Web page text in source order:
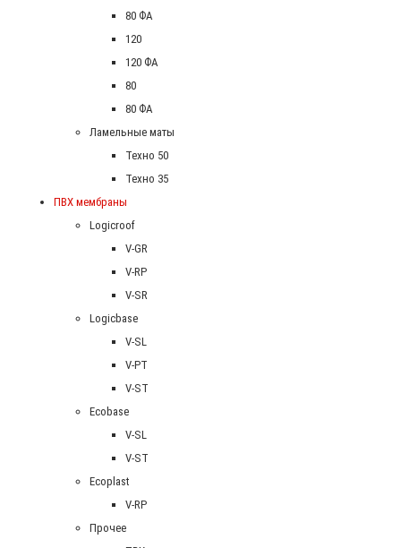
80 ФА
120
120 ФА
80
80 ФА
Ламельные маты
Техно 50
Техно 35
ПВХ мембраны
Logicroof
V-GR
V-RP
V-SR
Logicbase
V-SL
V-PT
V-ST
Ecobase
V-SL
V-ST
Ecoplast
V-RP
Прочее